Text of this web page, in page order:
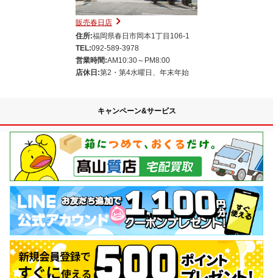
販売春日店
住所:福岡県春日市岡本1丁目106-1
TEL:092-589-3978
営業時間:AM10:30～PM8:00
店休日:第2・第4水曜日、年末年始
キャンペーン&サービス